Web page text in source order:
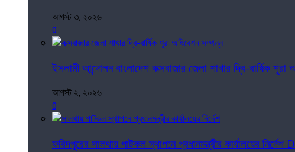
আগস্ট ৩, ২০২৬
0
ইসলামী আন্দোলন বাংলাদেশ কক্সবাজার জেলা শাখার দ্বি-বার্ষিক
আগস্ট ২, ২০২৬
0
ফরিদপুরের সালথায় পাটকল স্থাপনে প্রধানমন্ত্রীর কার্যালয়ের নির্দেশ